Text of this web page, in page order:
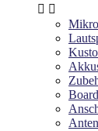
 